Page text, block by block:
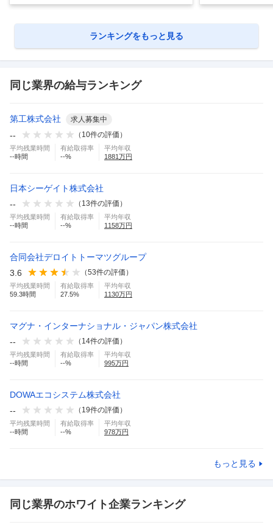
ランキングをもっと見る
同じ業界の給与ランキング
第工株式会社 求人募集中
-- （ 10件の評価）
平均残業時間
--時間
有給取得率
--%
平均年収
1881 万円
日本シーゲイト株式会社
--
（ 13件の評価）
平均残業時間
--時間
有給取得率
--%
平均年収
1158万円
合同会社デロイトトーマツグループ
3.6
（53件の評価）
平均残業時間
59.3時間
有給取得率
27.5%
平均年収
1130万円
マグナ・インターナショナル・ジャパン株式会社
--
（ 14件の評価）
平均残業時間
--時間
有給取得率
--%
平均年収
995万円
DOWAエコシステム株式会社
--
（ 19件の評価）
平均残業時間
--時間
有給取得率
--%
平均年収
978万円
もっと見る
同じ業界のホワイト企業ランキング